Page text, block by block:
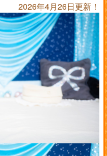
2026年4月26日更新！